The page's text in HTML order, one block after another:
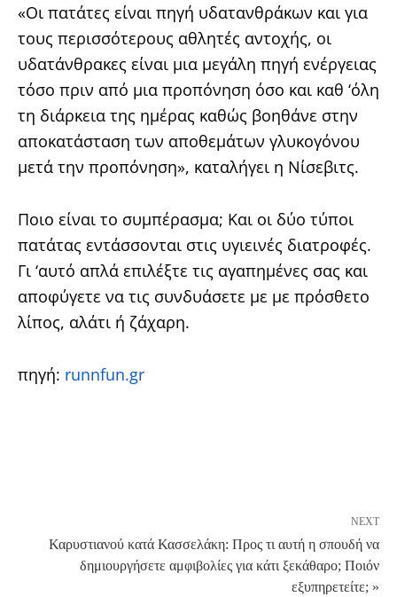
«Οι πατάτες είναι πηγή υδατανθράκων και για
τους περισσότερους αθλητές αντοχής, οι
υδατάνθρακες είναι μια μεγάλη πηγή ενέργειας
τόσο πριν από μια προπόνηση όσο και καθ ‘όλη
τη διάρκεια της ημέρας καθώς βοηθάνε στην
αποκατάσταση των αποθεμάτων γλυκογόνου
μετά την προπόνηση», καταλήγει η Νίσεβιτς.
Ποιο είναι το συμπέρασμα; Και οι δύο τύποι
πατάτας εντάσσονται στις υγιεινές διατροφές.
Γι ‘αυτό απλά επιλέξτε τις αγαπημένες σας και
αποφύγετε να τις συνδυάσετε με με πρόσθετο
λίπος, αλάτι ή ζάχαρη.
πηγή: runnfun.gr
NEXT
Καρυστιανού κατά Κασσελάκη: Προς τι αυτή η σπουδή να
δημιουργήσετε αμφιβολίες για κάτι ξεκάθαρο; Ποιόν
εξυπηρετείτε; »